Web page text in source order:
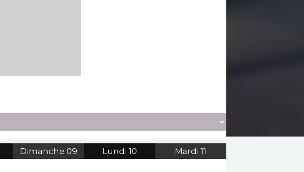
Dimanche 09 Lundi 10 Mardi 11